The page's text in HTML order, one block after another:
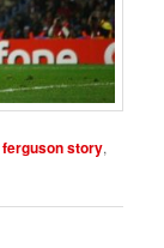
ferguson story,